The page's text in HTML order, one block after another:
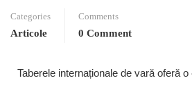
Categories
Articole
Comments
0 Comment
Taberele internaționale de vară oferă o